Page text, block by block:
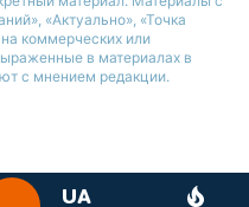
«Актуально», «Точка
коммерческих или
в материалах в
с мнением редакции.